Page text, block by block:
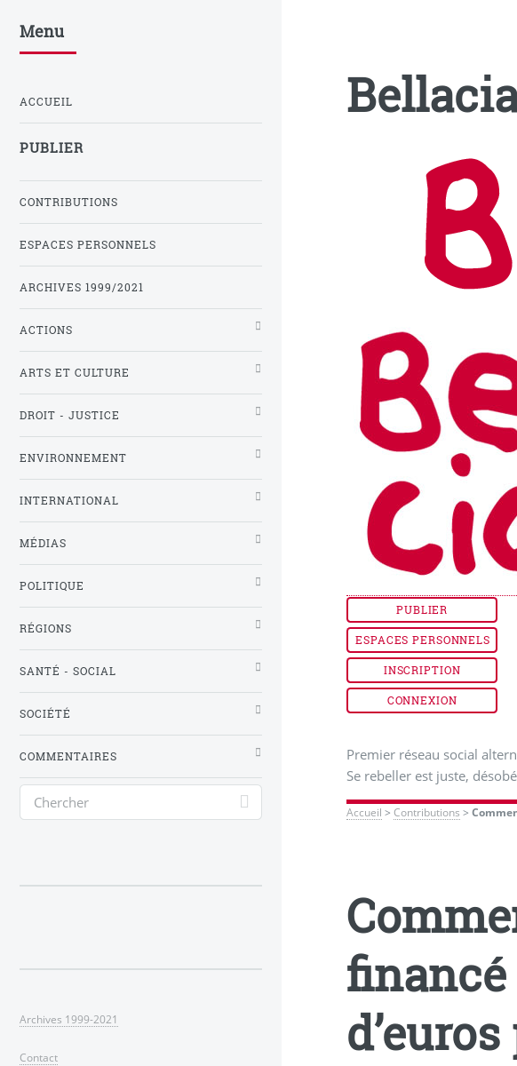
PUBLIER
ESPACES PERSONNELS
INSCRIPTION
CONNEXION
Premier réseau social
Se rebeller est juste,
Accueil >Contributions >
Menu
ACCUEIL
PUBLIER
CONTRIBUTIONS
ESPACES PERSONNELS
ARCHIVES 1999/2021
ACTIONS
ARTS ET CULTURE
DROIT - JUSTICE
ENVIRONNEMENT
INTERNATIONAL
MÉDIAS
POLITIQUE
RÉGIONS
SANTÉ - SOCIAL
SOCIÉTÉ
COMMENTAIRES
Archives 1999-2021
Contact